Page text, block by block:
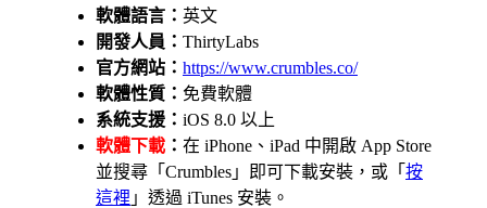
軟體語言： 英文
開發人員： ThirtyLabs
官方網站： https://www.crumbles.co/
軟體性質： 免費軟體
系統支援： iOS 8.0 以上
軟體下載 ： 在 iPhone、iPad 中開啟 App Store
並搜尋「Crumbles」即可下載安裝，或「 按
這裡 」透過 iTunes 安裝。